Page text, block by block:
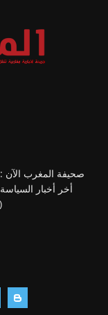
صحيفة المغرب الآن
أخر أخبار